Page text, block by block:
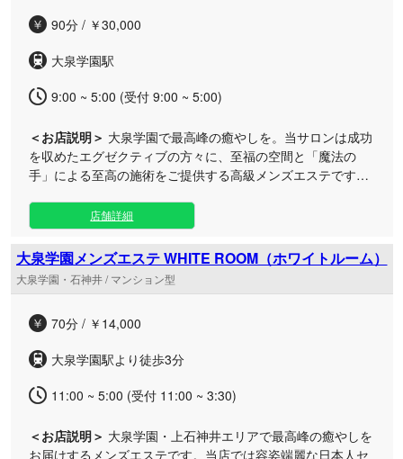
す。 日々のストレスから解放され、至福のひとときを過ごせ
心よりお待ちしております。
90分 / ￥30,000
大泉学園駅
9:00 ~ 5:00 (受付 9:00 ~ 5:00)
＜お店説明＞ 大泉学園で最高峰の癒やしを。当サロンは成功
を収めたエグゼクティブの方々に、至福の空間と「魔法の
手」による至高の施術をご提供する高級メンズエステです。
ときをお届けいたします。（116文字） 驚異のリフレッシュ
を叶える「禁断の魔法の施術」を、いよいよここに解禁いた
します。 洗練された極上のプライベート空間で、経験豊かな
セラピストがお客様の五感を心地よく刺激し、お疲れもスト
レスも根こそぎリセット。一度体感すれば、その極上のクオ
ら翌朝5時まで営業しておりますので、お仕事終わりや深夜
なエスケープをご堪能いただけます。自分への特別なご褒美
として、唯一無二のディープな癒やしをぜひご体感くださ
い。
店舗詳細
大泉学園メンズエステ WHITE ROOM（ホワイトルーム）
大泉学園・石神井 / マンション型
70分 / ￥14,000
大泉学園駅より徒歩3分
11:00 ~ 5:00 (受付 11:00 ~ 3:30)
＜お店説明＞ 大泉学園・上石神井エリアで最高峰の癒やしを
お届けするメンズエステです。当店では容姿端麗な日本人セ